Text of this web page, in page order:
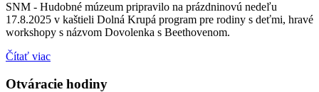
SNM - Hudobné múzeum pripravilo na prázdninovú nedeľu
17.8.2025 v kaštieli Dolná Krupá program pre rodiny s deťmi, hravé
workshopy s názvom Dovolenka s Beethovenom.
Čítať viac
Otváracie hodiny